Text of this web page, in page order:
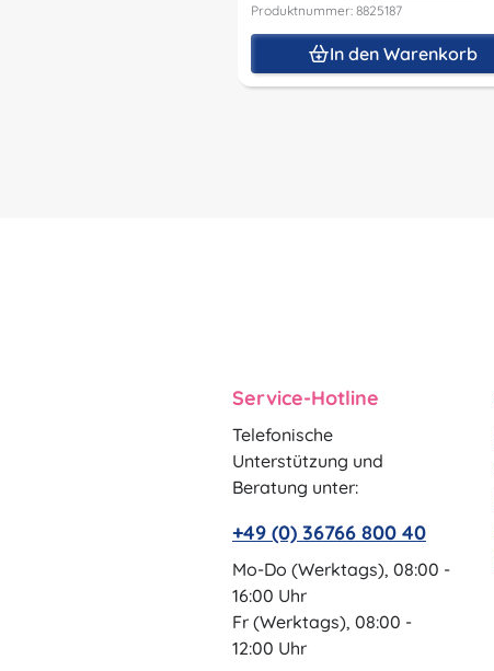
Produktnummer: 8825187
In den Warenkorb
Service-Hotline
Telefonische
Unterstützung und
Beratung unter:
+49 (0) 36766 800 40
Mo-Do (Werktags), 08:00 -
16:00 Uhr
Fr (Werktags), 08:00 -
12:00 Uhr